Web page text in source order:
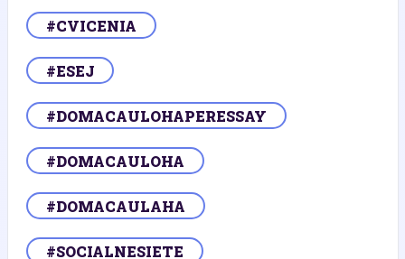
#CVICENIA
#ESEJ
#DOMACAULOHAPERESSAY
#DOMACAULOHA
#DOMACAULAHA
#SOCIALNESIETE